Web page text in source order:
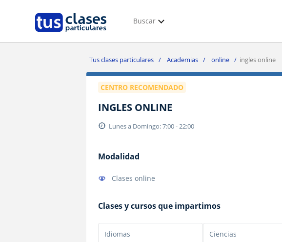
Buscar
Tus clases particulares Academias online ingles online
CENTRO RECOMENDADO
INGLES ONLINE
Lunes a Domingo: 7:00 - 22:00
Modalidad
Clases online
Clases y cursos que impartimos
Idiomas
Ciencias